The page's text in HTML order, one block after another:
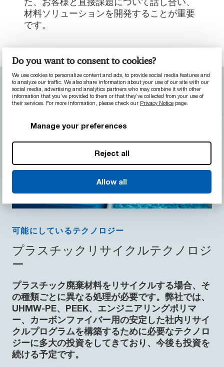
Do you want to consent to cookies?
We use cookies to personalize content and ads, to provide social media features and
to analyze our traffic. We also share information about your use of our site with our
social media, advertising and analytics partners who may combine it with other
information that you’ve provided to them or that they’ve collected from your use of
their services. For more information, please check our Privacy Notice page.
Manage your preferences
Reject all
Allow all
材料ソリューションを開発することが重要
です。
可能にしているテクノロジー
プラスチックリサイクルテクノロジ
ー
プラスチック廃棄材料をリサイクルする場合、そ
の種類ごとに異なる処理が必要です。弊社では、
UHMW-PE、PEEK、エンジニアリングポリマ
ー、カーボンファイバー用の安定した社内リサイ
クルプログラムを構築するために必要なテクノロ
ジーに多大の投資をしてきており、今後も投資を
続ける予定です。